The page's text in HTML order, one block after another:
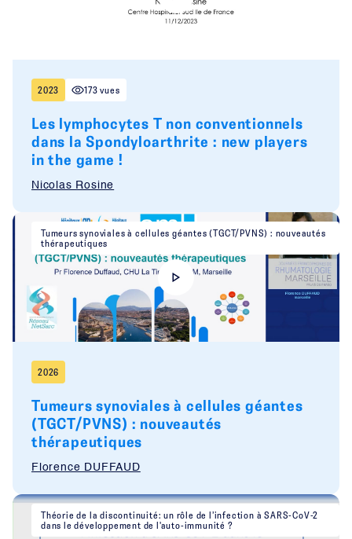
2023 173 vues
Les lymphocytes T non conventionnels
dans la Spondyloarthrite : new players
in the game !
Nicolas Rosine
Tumeurs synoviales à cellules géantes (TGCT/PVNS) : nouveautés
thérapeutiques
2026
Tumeurs synoviales à cellules géantes
(TGCT/PVNS) : nouveautés
thérapeutiques
Florence DUFFAUD
Théorie de la discontinuité: un rôle de l’infection à SARS-CoV-2
dans le développement de l'auto-immunité ?